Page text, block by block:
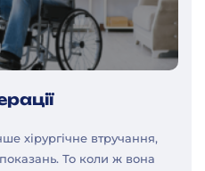
хірургічне втручання,
То коли ж вона